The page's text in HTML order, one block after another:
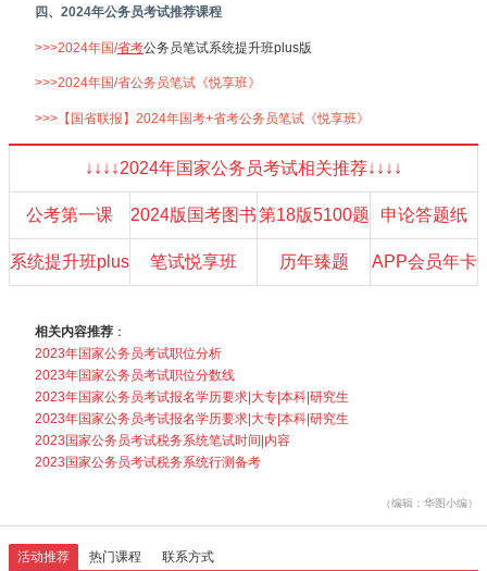
四、2024年公务员考试推荐课程
>>>2024年国/省考公务员笔试系统提升班plus版
>>>2024年国/省公务员笔试《悦享班》
>>>【国省联报】2024年国考+省考公务员笔试《悦享班》
↓↓↓↓2024年国家公务员考试相关推荐↓↓↓↓
公考第一课 2024版国考图书第18版5100题 申论答题纸
系统提升班plus 笔试悦享班 历年臻题 APP会员年卡
相关内容推荐 ：
2023年国家公务员考试职位分析
2023年国家公务员考试职位分数线
2023年国家公务员考试报名学历要求|大专|本科|研究生
2023年国家公务员考试报名学历要求|大专|本科|研究生
2023国家公务员考试税务系统笔试时间|内容
2023国家公务员考试税务系统行测备考
（编辑：华图小编）
活动推荐 热门课程 联系方式